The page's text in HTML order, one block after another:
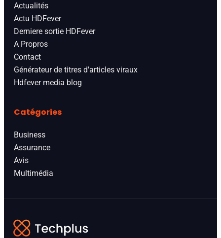
Actualités
Actu HDFever
Derniere sortie HDFever
A Propros
Contact
Générateur de titres d'articles viraux
Hdfever media blog
Catégories
Business
Assurance
Avis
Multimédia